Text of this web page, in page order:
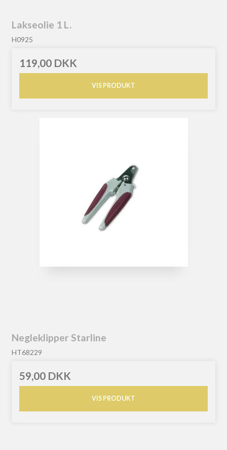
Lakseolie 1 L.
H0925
119,00 DKK
VIS PRODUKT
Negleklipper Starline
HT68229
59,00 DKK
VIS PRODUKT